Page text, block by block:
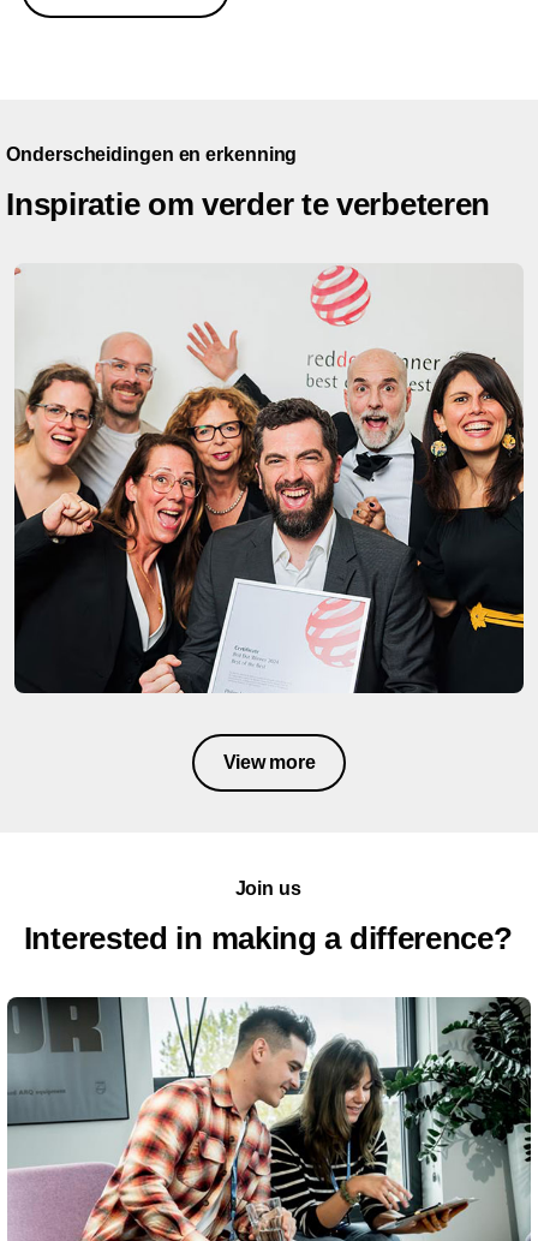
Onderscheidingen en erkenning
Inspiratie om verder te verbeteren
View more
Join us
Interested in making a difference?